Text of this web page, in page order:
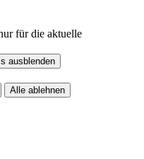
für die aktuelle
ausblenden
Alle ablehnen